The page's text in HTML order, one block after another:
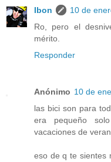
Ibon
10 de
Ro, pero el
mérito.
Responder
Anónimo 10 de
las bici son para
era pequeño
vacaciones de
eso de q te sientes